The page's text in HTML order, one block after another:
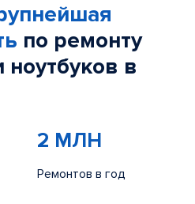
по ремонту
в
2 МЛН
Ремонтов в год